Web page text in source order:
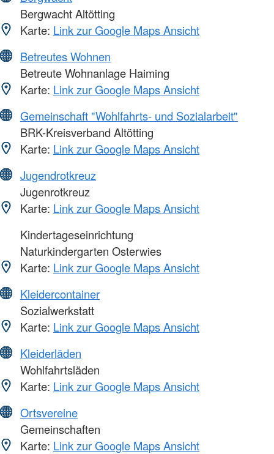
Bergwacht Altötting
Karte: Link zur Google Maps Ansicht
Betreutes Wohnen
Betreute Wohnanlage Haiming
Karte: Link zur Google Maps Ansicht
Gemeinschaft "Wohlfahrts- und Sozialarbeit"
BRK-Kreisverband Altötting
Karte: Link zur Google Maps Ansicht
Jugendrotkreuz
Jugenrotkreuz
Karte: Link zur Google Maps Ansicht
Kindertageseinrichtung
Naturkindergarten Osterwies
Karte: Link zur Google Maps Ansicht
Kleidercontainer
Sozialwerkstatt
Karte: Link zur Google Maps Ansicht
Kleiderläden
Wohlfahrtsläden
Karte: Link zur Google Maps Ansicht
Ortsvereine
Gemeinschaften
Karte: Link zur Google Maps Ansicht